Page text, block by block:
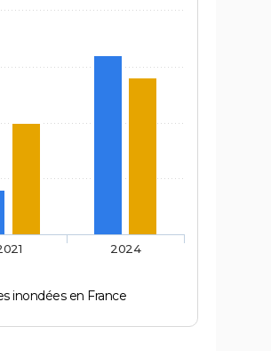
inondées en France
2024